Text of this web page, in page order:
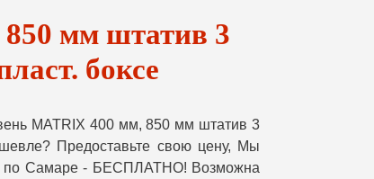
мм штатив 3
боксе
MATRIX 400 мм, 850 мм штатив 3
Предоставьте свою цену, Мы
по Самаре - БЕСПЛАТНО! Возможна